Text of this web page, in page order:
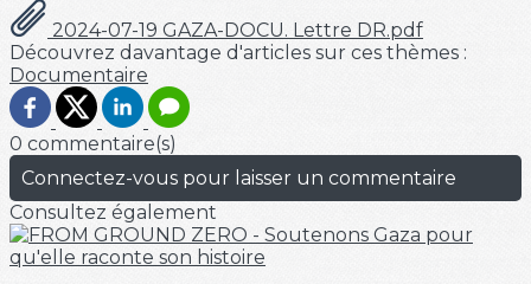
2024-07-19 GAZA-DOCU. Lettre DR.pdf
Découvrez davantage d'articles sur ces thèmes :
Documentaire
0 commentaire(s)
Connectez-vous pour laisser un commentaire
Consultez également